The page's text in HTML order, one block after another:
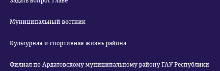
Муниципальный вестник
Культурная и спортивная жизнь района
Филиал по Ардатовскому муниципальному району ГАУ Республики